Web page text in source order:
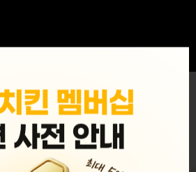
MENU